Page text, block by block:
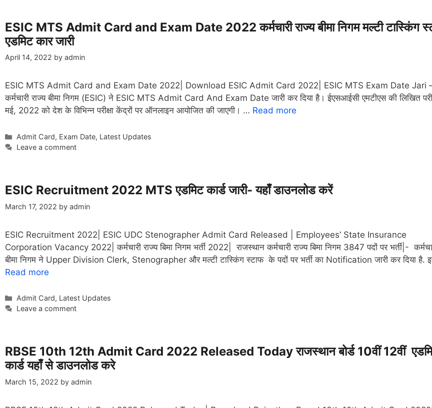
ESIC MTS Admit Card and Exam Date 2022 कर्मचारी राज्य बीमा निगम मल्टी टास्किंग
एडमिट कार जारी
April 14, 2022 by admin
ESIC MTS Admit Card and Exam Date 2022| Download ESIC Admit Card 2022| ESIC MTS Exam Date Jari
कर्मचारी राज्य बीमा निगम (ESIC) ने ESIC MTS Admit Card And Exam Date जारी कर दिया है। ईएसआईसी एमटीएस की लिखित
मई, 2022 को देश के विभिन्न परीक्षा केंद्रों पर ऑनलाइन आयोजित की जाएगी। … Read more
Categories
Admit Card, Exam Date, Latest Updates
Leave a comment
ESIC Recruitment 2022 MTS एडमिट कार्ड जारी- यहाँ डाउनलोड करें
March 17, 2022 by admin
ESIC Recruitment 2022| ESIC UDC Stenographer Admit Card Released | Employees’ State Insurance
Corporation Vacancy 2022| कर्मचारी राज्य बिमा निगम भर्ती 2022| राजस्थान कर्मचारी राज्य बिमा निगम 3847 पदों पर भर्ती|-
बीमा निगम ने Upper Division Clerk, Stenographer और मल्टी टास्किंग स्टाफ के पदों पर भर्ती का Notification जारी कर दिया है.
Read more
Categories
Admit Card, Latest Updates
Leave a comment
RBSE 10th 12th Admit Card 2022 Released Today राजस्थान बोर्ड 10वीं 12वीं
कार्ड यहाँ से डाउनलोड करे
March 15, 2022 by admin